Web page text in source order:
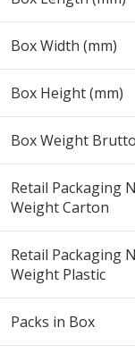
Box Width (mm)
Box Height (mm)
Box Weight
Retail Packaging
Weight Carton
Retail Packaging
Weight Plastic
Packs in Box